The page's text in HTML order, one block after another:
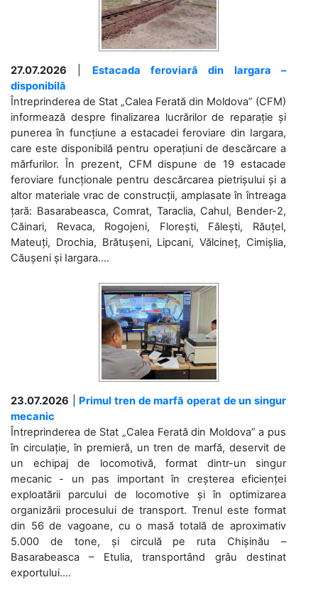
27.07.2026
Estacada feroviară din Iargara –
disponibilă
Întreprinderea de Stat „Calea Ferată din Moldova” (CFM)
informează despre finalizarea lucrărilor de reparație și
punerea în funcțiune a estacadei feroviare din Iargara,
care este disponibilă pentru operațiuni de descărcare a
mărfurilor. În prezent, CFM dispune de 19 estacade
feroviare funcționale pentru descărcarea pietrișului și a
altor materiale vrac de construcții, amplasate în întreaga
țară: Basarabeasca, Comrat, Taraclia, Cahul, Bender-2,
Căinari, Revaca, Rogojeni, Florești, Fălești, Răuțel,
Mateuți, Drochia, Brătușeni, Lipcani, Vălcineț, Cimișlia,
Căușeni și Iargara....
23.07.2026
Primul tren de marfă operat de un singur
mecanic
Întreprinderea de Stat „Calea Ferată din Moldova” a pus
în circulație, în premieră, un tren de marfă, deservit de
un echipaj de locomotivă, format dintr-un singur
mecanic - un pas important în creșterea eficienței
exploatării parcului de locomotive și în optimizarea
organizării procesului de transport. Trenul este format
din 56 de vagoane, cu o masă totală de aproximativ
5.000 de tone, și circulă pe ruta Chișinău –
Basarabeasca – Etulia, transportând grâu destinat
exportului....